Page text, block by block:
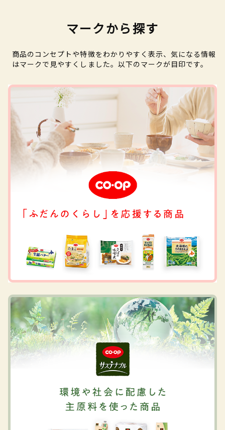
マークから探す
商品のコンセプトや特徴をわかりやすく表示、気になる情報
はマークで見やすくしました。以下のマークが目印です。